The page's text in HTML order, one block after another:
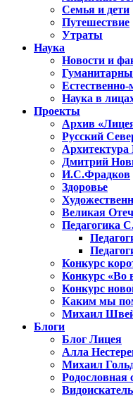
Семья и дети
Путешествие
Утраты
Наука
Новости и
Наука в
Проекты
Архив
Русский
Архитектура
Дмитрий
И.С.Фрадков
Здоровье
Великая
Педагогика
Конкурс
Конкурс «Во
Конкурс
Каким мы
Михаил
Блоги
Блог Лицея
Алла
Михаил